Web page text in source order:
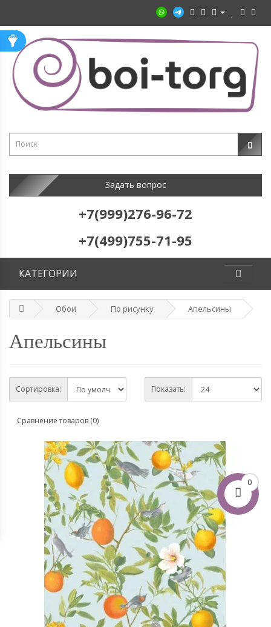
0
Задать вопрос
+7(999)276-96-72
+7(499)755-71-95
КАТЕГОРИИ
Обои По рисунку Апельсины
Апельсины
Сортировка: Показать:
Сравнение товаров (0)